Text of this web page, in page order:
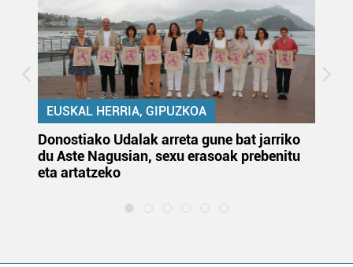
EUSKAL HERRIA, GIPUZKOA
Donostiako Udalak arreta gune bat jarriko
du Aste Nagusian, sexu erasoak prebenitu
eta artatzeko